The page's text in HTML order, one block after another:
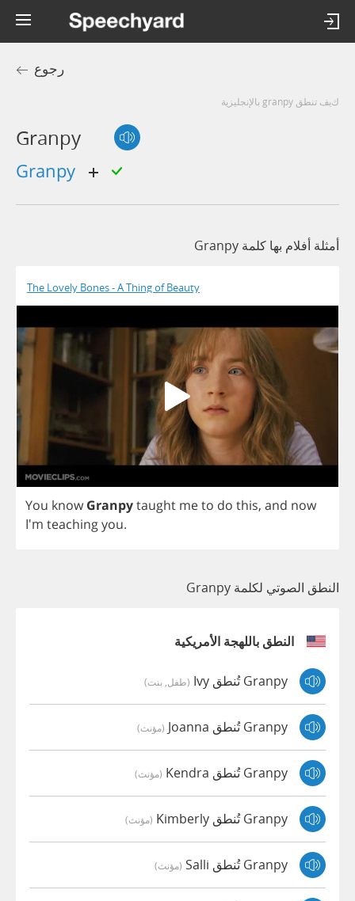
رجوع
كيف تنطق granpy بالإنجليزية
Granpy
granpy
أمثلة أفلام بها كلمة Granpy
The Lovely Bones - A Thing of Beauty
You know Granpytaught meto do this, and now
I'm teachingyou.
النطق الصوتي لكلمة Granpy
النطق باللهجة الأمريكية
Granpy تُنطق Ivy (طفل, بنت)
Granpy تُنطق Joanna (مؤنث)
Granpy تُنطق Kendra (مؤنث)
Granpy تُنطق Kimberly (مؤنث)
Granpy تُنطق Salli (مؤنث)